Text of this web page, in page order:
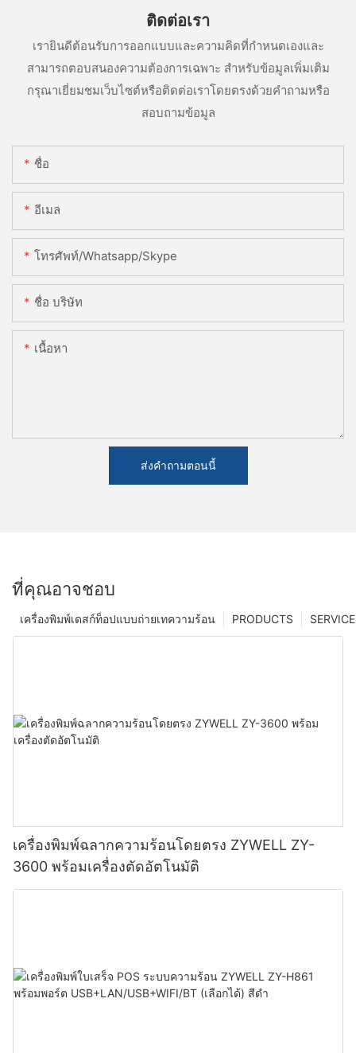
ติดต่อเรา
เรายินดีต้อนรับการออกแบบและความคิดที่กำหนดเองและ
สามารถตอบสนองความต้องการเฉพาะ สำหรับข้อมูลเพิ่มเติม
กรุณาเยี่ยมชมเว็บไซต์หรือติดต่อเราโดยตรงด้วยคำถามหรือ
สอบถามข้อมูล
ชื่อ
อีเมล
โทรศัพท์/whatsapp/skype
ชื่อ บริษัท
เนื้อหา
ส่งคำถามตอนนี้
ที่คุณอาจชอบ
SERVICE
PRODUCTS
เครื่องพิมพ์เดสก์ท็อปแบบถ่ายเทความร้อน
เครื่องพิมพ์ฉลากความร้อนโดยตรง ZYWELL ZY-
3600 พร้อมเครื่องตัดอัตโนมัติ